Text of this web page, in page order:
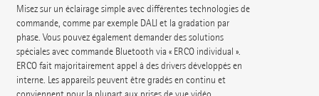
Misez sur un éclairage simple avec différentes technologies de
commande, comme par exemple DALI et la gradation par
phase. Vous pouvez également demander des solutions
spéciales avec commande Bluetooth via « ERCO individual ».
ERCO fait majoritairement appel à des drivers développés en
interne. Les appareils peuvent être gradés en continu et